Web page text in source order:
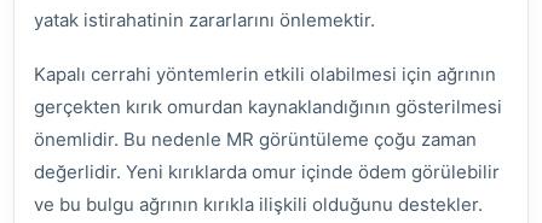
yatak istirahatinin zararlarını önlemektir.
Kapalı cerrahi yöntemlerin etkili olabilmesi için ağrının
gerçekten kırık omurdan kaynaklandığının gösterilmesi
önemlidir. Bu nedenle MR görüntüleme çoğu zaman
değerlidir. Yeni kırıklarda omur içinde ödem görülebilir
ve bu bulgu ağrının kırıkla ilişkili olduğunu destekler.